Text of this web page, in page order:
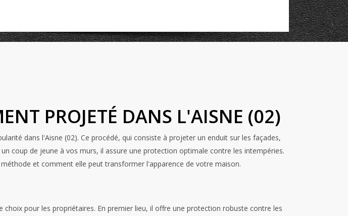
PROJETÉ DANS L'AISNE (02)
dans l'Aisne (02). Ce procédé, qui consiste à projeter un enduit sur les façades,
coup de jeune à vos murs, il assure une protection optimale contre les intempéries.
et comment elle peut transformer l'apparence de votre maison.
pour les propriétaires. En premier lieu, il offre une protection robuste contre les